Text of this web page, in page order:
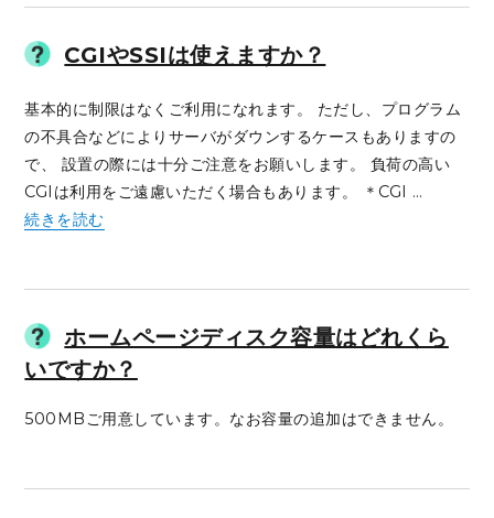
CGIやSSIは使えますか？
基本的に制限はなくご利用になれます。 ただし、プログラム
の不具合などによりサーバがダウンするケースもありますの
で、 設置の際には十分ご注意をお願いします。 負荷の高い
CGIは利用をご遠慮いただく場合もあります。 ＊CGI …
“CGIやSSIは使えますか？” の
続きを読む
ホームページディスク容量はどれくら
いですか？
500MBご用意しています。なお容量の追加はできません。